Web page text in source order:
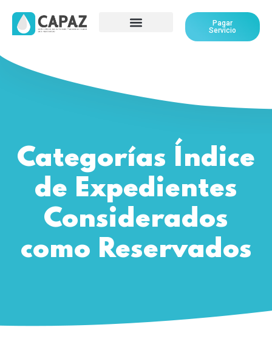
Pagar
Servicio
Categorías Índice
de Expedientes
Considerados
como Reservados